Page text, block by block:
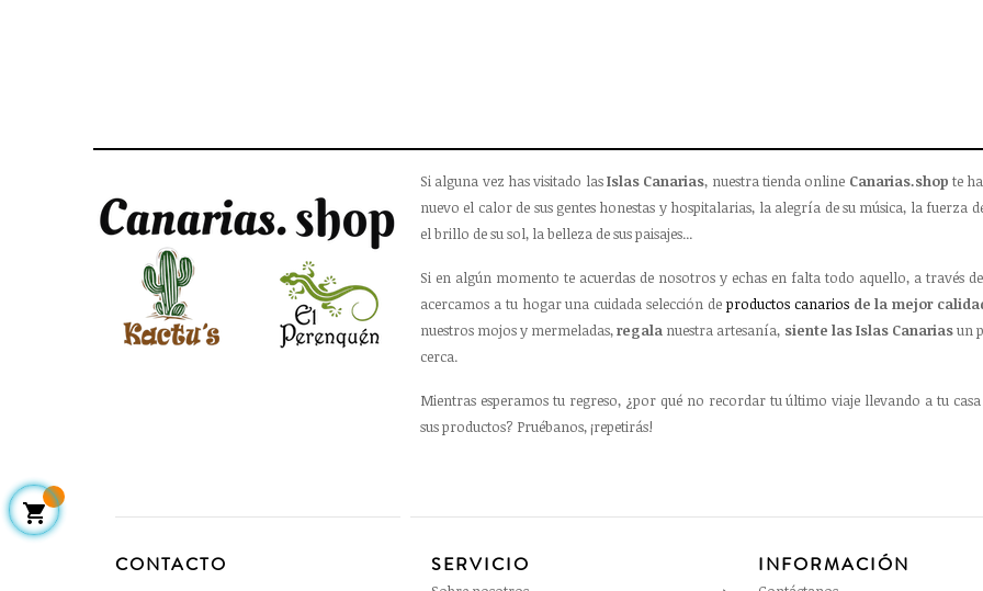
Si alguna vez has visitado lasIslas Canarias, nuestra tienda online Canarias.shop te
nuevo el calor de sus gentes honestas y hospitalarias, la alegría de su música, la fuerza
el brillo de su sol, la belleza de sus paisajes...
Si en algún momento te acuerdas de nosotros y echas en falta todo aquello, a través
acercamos a tu hogar una cuidada selección de productos canariosde la mejor
nuestros mojos y mermeladas,regala nuestra artesanía, siente las Islas Canariasun
cerca.
Mientras esperamos tu regreso, ¿por qué no recordar tu último viaje llevando a tu
sus productos? Pruébanos, ¡repetirás!
CONTACTO SERVICIO INFORMACIÓN
